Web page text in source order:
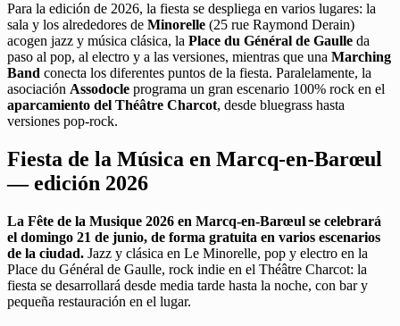
Para la edición de 2026, la fiesta se despliega en varios lugares: la
sala y los alrededores de Minorelle (25 rue Raymond Derain)
acogen jazz y música clásica, la Place du Général de Gaulle da
paso al pop, al electro y a las versiones, mientras que una Marching
Band conecta los diferentes puntos de la fiesta. Paralelamente, la
asociación Assodocle programa un gran escenario 100% rock en el
aparcamiento del Théâtre Charcot, desde bluegrass hasta
versiones pop-rock.
Fiesta de la Música en Marcq-en-Barœul
— edición 2026
La Fête de la Musique 2026 en Marcq-en-Barœul se celebrará
el domingo 21 de junio, de forma gratuita en varios escenarios
de la ciudad. Jazz y clásica en Le Minorelle, pop y electro en la
Place du Général de Gaulle, rock indie en el Théâtre Charcot: la
fiesta se desarrollará desde media tarde hasta la noche, con bar y
pequeña restauración en el lugar.